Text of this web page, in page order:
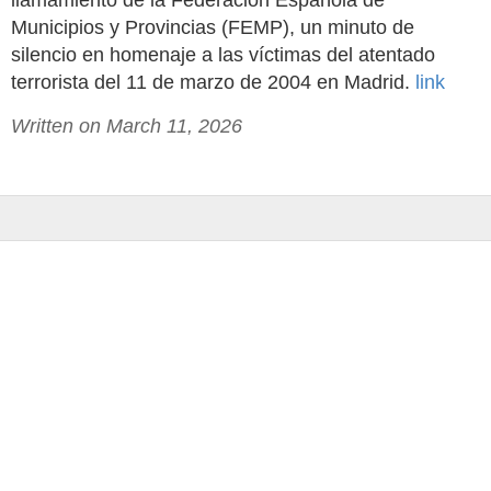
Municipios y Provincias (FEMP), un minuto de
silencio en homenaje a las víctimas del atentado
terrorista del 11 de marzo de 2004 en Madrid. link
Written on March 11, 2026